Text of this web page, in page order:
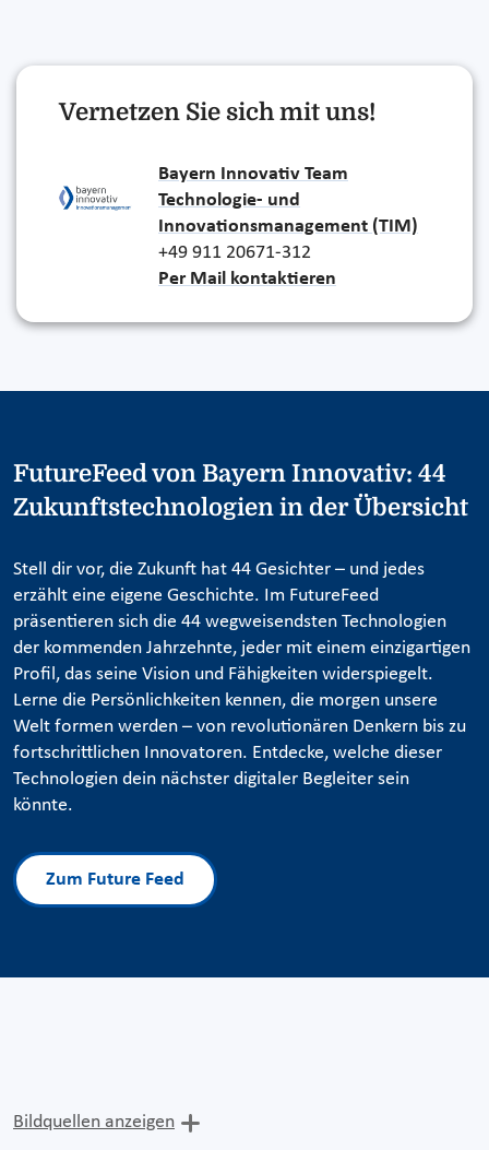
Vernetzen Sie sich mit uns!
Bayern Innovativ Team
Technologie- und
Innovationsmanagement (TIM)
+49 911 20671-312
Per Mail kontaktieren
FutureFeed von Bayern Innovativ: 44
Zukunftstechnologien in der Übersicht
Stell dir vor, die Zukunft hat 44 Gesichter – und jedes
erzählt eine eigene Geschichte. Im FutureFeed
präsentieren sich die 44 wegweisendsten Technologien
der kommenden Jahrzehnte, jeder mit einem einzigartigen
Profil, das seine Vision und Fähigkeiten widerspiegelt.
Lerne die Persönlichkeiten kennen, die morgen unsere
Welt formen werden – von revolutionären Denkern bis zu
fortschrittlichen Innovatoren. Entdecke, welche dieser
Technologien dein nächster digitaler Begleiter sein
könnte.
Zum Future Feed
Bildquellen anzeigen